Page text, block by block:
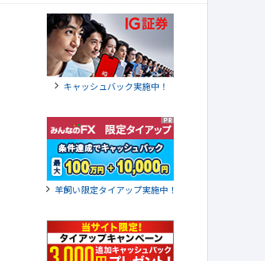
キャッシュバック実施中！
羊飼い限定タイアップ実施中！